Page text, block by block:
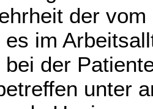
der
im
bei der
unter